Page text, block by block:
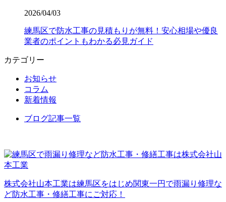
2026/04/03
練馬区で防水工事の見積もりが無料！安心相場や優良
業者のポイントもわかる必見ガイド
カテゴリー
お知らせ
コラム
新着情報
ブログ記事一覧
株式会社山本工業は練馬区をはじめ関東一円で雨漏り修理な
ど防水工事・修繕工事にご対応！